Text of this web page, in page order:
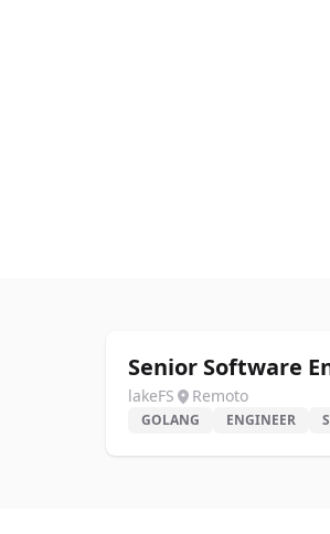
Senior Software
lakeFS Remoto
GOLANG ENGINEER